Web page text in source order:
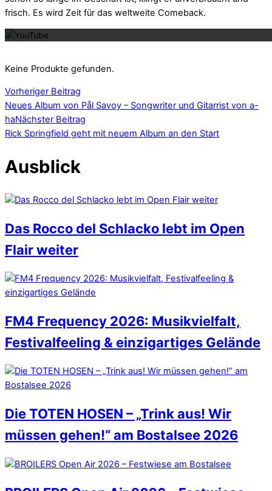
frisch. Es wird Zeit für das weltweite Comeback.
Keine Produkte gefunden.
Vorheriger Beitrag
Neues Album von Pål Savoy – Songwriter und Gitarrist von a-
haNächster Beitrag
Rick Springfield geht mit neuem Album an den Start
Ausblick
Das Rocco del Schlacko lebt im Open
Flair weiter
FM4 Frequency 2026: Musikvielfalt,
Festivalfeeling & einzigartiges Gelände
Die TOTEN HOSEN – „Trink aus! Wir
müssen gehen!“ am Bostalsee 2026